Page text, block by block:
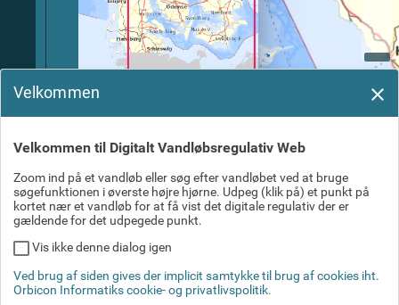
Regulativer
Natur
Administrative grænser
Velkommen
Velkommen til Digitalt Vandløbsregulativ Web
Zoom ind på et vandløb eller søg efter vandløbet ved at bruge
søgefunktionen i øverste højre hjørne. Udpeg (klik på) et punkt på
kortet nær et vandløb for at få vist det digitale regulativ der er
gældende for det udpegede punkt.
Vis ikke denne dialog igen
Ved brug af siden gives der implicit samtykke til brug af cookies iht.
Orbicon Informatiks cookie- og privatlivspolitik.